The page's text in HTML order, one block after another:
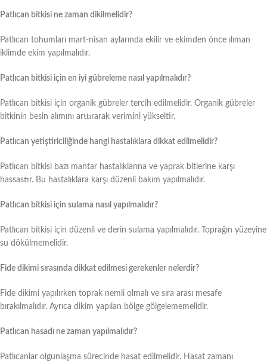
Patlıcan bitkisi ne zaman dikilmelidir?
Patlıcan tohumları mart-nisan aylarında ekilir ve ekimden önce ılıman
iklimde ekim yapılmalıdır.
Patlıcan bitkisi için en iyi gübreleme nasıl yapılmalıdır?
Patlıcan bitkisi için organik gübreler tercih edilmelidir. Organik gübreler
bitkinin besin alımını arttırarak verimini yükseltir.
Patlıcan yetiştiriciliğinde hangi hastalıklara dikkat edilmelidir?
Patlıcan bitkisi bazı mantar hastalıklarına ve yaprak bitlerine karşı
hassastır. Bu hastalıklara karşı düzenli bakım yapılmalıdır.
Patlıcan bitkisi için sulama nasıl yapılmalıdır?
Patlıcan bitkisi için düzenli ve derin sulama yapılmalıdır. Toprağın yüzeyine
su dökülmemelidir.
Fide dikimi sırasında dikkat edilmesi gerekenler nelerdir?
Fide dikimi yapılırken toprak nemli olmalı ve sıra arası mesafe
bırakılmalıdır. Ayrıca dikim yapılan bölge gölgelememelidir.
Patlıcan hasadı ne zaman yapılmalıdır?
Patlıcanlar olgunlaşma sürecinde hasat edilmelidir. Hasat zamanı